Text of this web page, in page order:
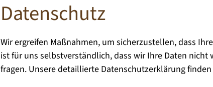
Datenschutz
Wir ergreifen Maßnahmen, um sicherzustellen, dass
ist für uns selbstverständlich, dass wir Ihre Daten
fragen. Unsere detaillierte Datenschutzerklärung